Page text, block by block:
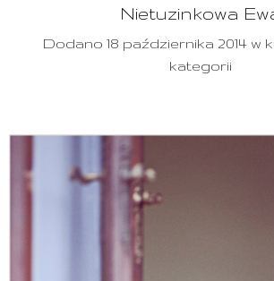
Nietuzinkowa
Dodano 18 października 2014 w
kategorii